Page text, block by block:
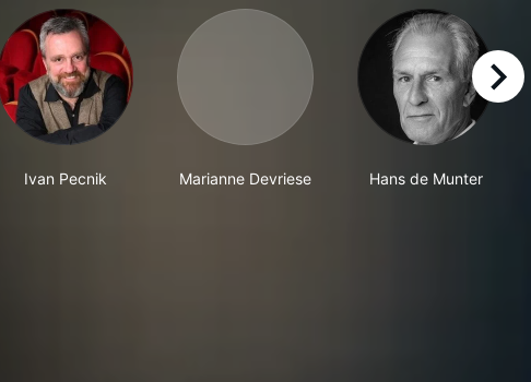
Ivan Pecnik Marianne Devriese Hans de Munter
right